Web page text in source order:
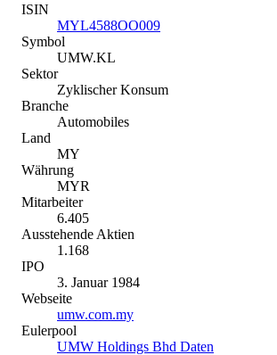
ISIN
MYL4588OO009
Symbol
UMW.KL
Sektor
Zyklischer Konsum
Branche
Automobiles
Land
MY
Währung
MYR
Mitarbeiter
6.405
Ausstehende Aktien
1.168
IPO
3. Januar 1984
Webseite
umw.com.my
Eulerpool
UMW Holdings Bhd Daten